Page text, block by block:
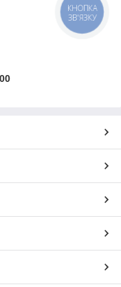
КНОПКА
ЗВ'ЯЗКУ